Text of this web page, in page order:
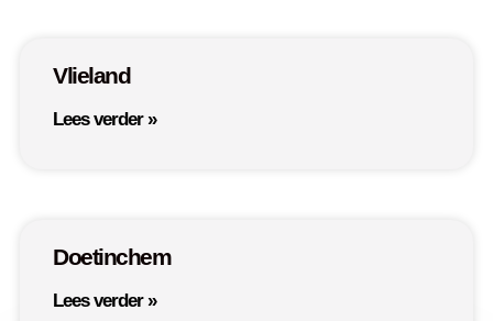
Vlieland
Lees verder »
Doetinchem
Lees verder »